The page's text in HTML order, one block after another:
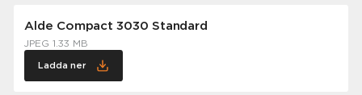
Alde Compact 3030 Standard
JPEG 1.33 MB
Ladda ner